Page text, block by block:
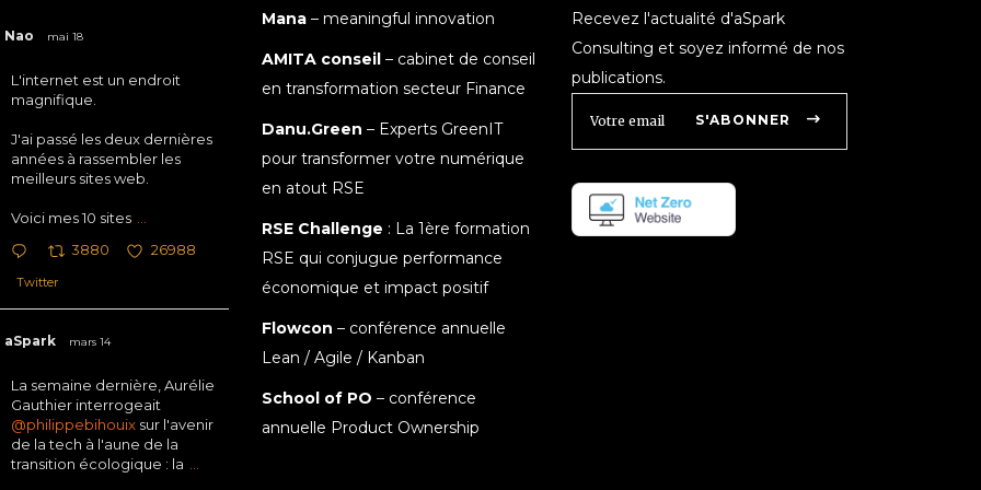
Nao mai 18
L'internet est un endroit
magnifique.
J'ai passé les deux dernières
années à rassembler les
meilleurs sites web.
Voici mes 10 sites
3880 26988
Twitter
aSpark mars 14
La semaine dernière, Aurélie
Gauthier interrogeait
@philippebihouixsur l'avenir
de la tech à l'aune de la
transition écologique : la ...
Mana – meaningful innovation
AMITA conseil – cabinet de conseil
en transformation secteur Finance
Danu.Green – Experts GreenIT
pour transformer votre numérique
en atout RSE
RSE Challenge : La 1ère formation
RSE qui conjugue performance
économique et impact positif
Flowcon – conférence annuelle
Lean / Agile / Kanban
School of PO – conférence
annuelle Product Ownership
Recevez l'actualité d'aSpark
Consulting et soyez informé de nos
publications.
S'ABONNER